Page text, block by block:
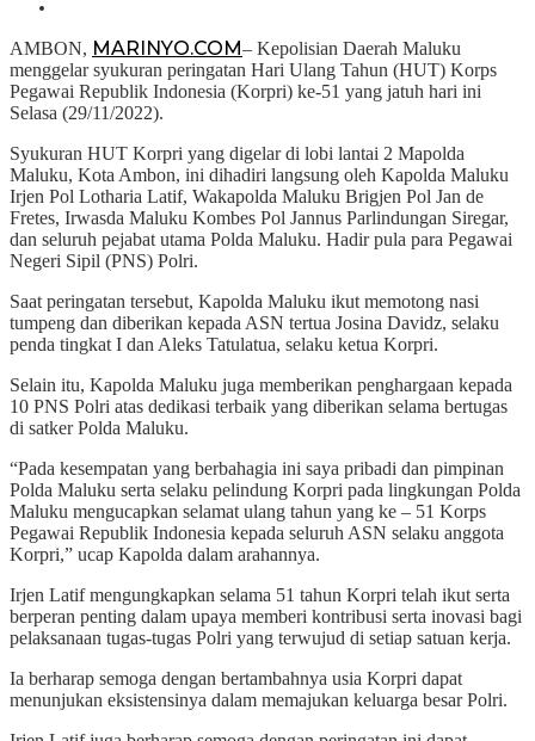
AMBON, MARINYO.COM– Kepolisian Daerah Maluku
menggelar syukuran peringatan Hari Ulang Tahun (HUT) Korps
Pegawai Republik Indonesia (Korpri) ke-51 yang jatuh hari ini
Selasa (29/11/2022).
Syukuran HUT Korpri yang digelar di lobi lantai 2 Mapolda
Maluku, Kota Ambon, ini dihadiri langsung oleh Kapolda Maluku
Irjen Pol Lotharia Latif, Wakapolda Maluku Brigjen Pol Jan de
Fretes, Irwasda Maluku Kombes Pol Jannus Parlindungan Siregar,
dan seluruh pejabat utama Polda Maluku. Hadir pula para Pegawai
Negeri Sipil (PNS) Polri.
Saat peringatan tersebut, Kapolda Maluku ikut memotong nasi
tumpeng dan diberikan kepada ASN tertua Josina Davidz, selaku
penda tingkat I dan Aleks Tatulatua, selaku ketua Korpri.
Selain itu, Kapolda Maluku juga memberikan penghargaan kepada
10 PNS Polri atas dedikasi terbaik yang diberikan selama bertugas
di satker Polda Maluku.
“Pada kesempatan yang berbahagia ini saya pribadi dan pimpinan
Polda Maluku serta selaku pelindung Korpri pada lingkungan Polda
Maluku mengucapkan selamat ulang tahun yang ke – 51 Korps
Pegawai Republik Indonesia kepada seluruh ASN selaku anggota
Korpri,” ucap Kapolda dalam arahannya.
Irjen Latif mengungkapkan selama 51 tahun Korpri telah ikut serta
berperan penting dalam upaya memberi kontribusi serta inovasi bagi
pelaksanaan tugas-tugas Polri yang terwujud di setiap satuan kerja.
Ia berharap semoga dengan bertambahnya usia Korpri dapat
menunjukan eksistensinya dalam memajukan keluarga besar Polri.